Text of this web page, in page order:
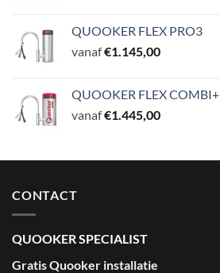
QUOOKER FLEX PRO3
vanaf€1.145,00
QUOOKER FLEX COMBI+
vanaf€1.445,00
CONTACT
QUOOKER SPECIALIST
Gratis Quooker installatie